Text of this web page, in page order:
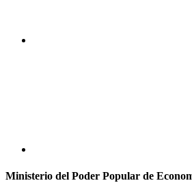
Ministerio del Poder Popular de